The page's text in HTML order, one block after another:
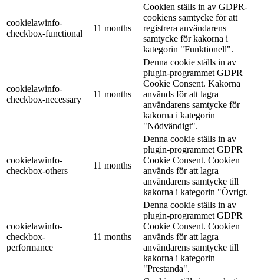
cookielawinfo-
checkbox-functional
11 months
Cookien ställs in av GDPR-
cookiens samtycke för att
registrera användarens
samtycke för kakorna i
kategorin "Funktionell".
cookielawinfo-
checkbox-necessary
11 months
Denna cookie ställs in av
plugin-programmet GDPR
Cookie Consent. Kakorna
används för att lagra
användarens samtycke för
kakorna i kategorin
"Nödvändigt".
cookielawinfo-
checkbox-others
11 months
Denna cookie ställs in av
plugin-programmet GDPR
Cookie Consent. Cookien
används för att lagra
användarens samtycke till
kakorna i kategorin "Övrigt.
cookielawinfo-
checkbox-
performance
11 months
Denna cookie ställs in av
plugin-programmet GDPR
Cookie Consent. Cookien
används för att lagra
användarens samtycke till
kakorna i kategorin
"Prestanda".